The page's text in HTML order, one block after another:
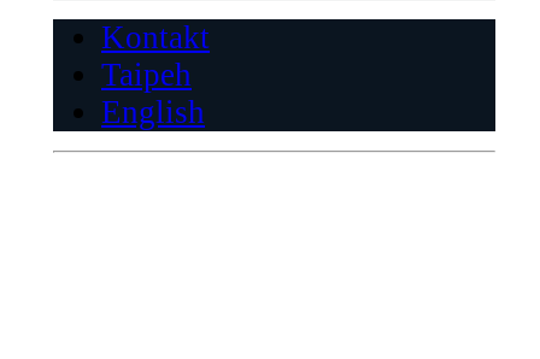
Kontakt
Taipeh
English